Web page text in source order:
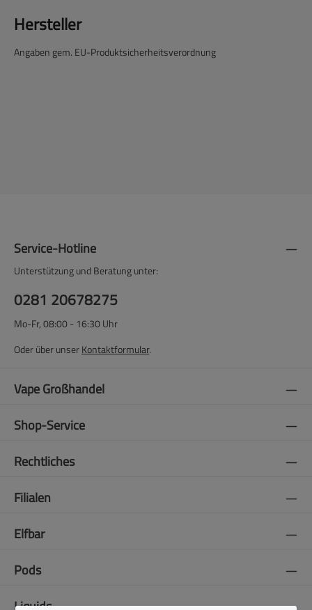
Hersteller
Angaben gem. EU-Produktsicherheitsverordnung
Service-Hotline
Unterstützung und Beratung unter:
0281 20678275
Mo-Fr, 08:00 - 16:30 Uhr
Oder über unserKontaktformular.
Vape Großhandel
Shop-Service
Rechtliches
Filialen
Elfbar
Pods
Liquids